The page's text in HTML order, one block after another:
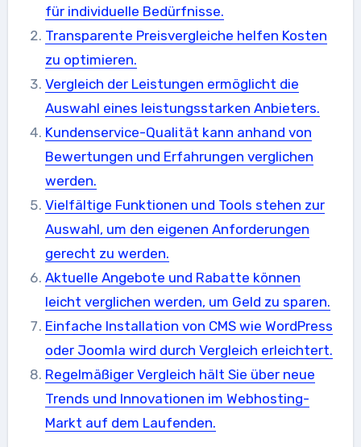
für individuelle Bedürfnisse.
Transparente Preisvergleiche helfen Kosten
zu optimieren.
Vergleich der Leistungen ermöglicht die
Auswahl eines leistungsstarken Anbieters.
Kundenservice-Qualität kann anhand von
Bewertungen und Erfahrungen verglichen
werden.
Vielfältige Funktionen und Tools stehen zur
Auswahl, um den eigenen Anforderungen
gerecht zu werden.
Aktuelle Angebote und Rabatte können
leicht verglichen werden, um Geld zu sparen.
Einfache Installation von CMS wie WordPress
oder Joomla wird durch Vergleich erleichtert.
Regelmäßiger Vergleich hält Sie über neue
Trends und Innovationen im Webhosting-
Markt auf dem Laufenden.